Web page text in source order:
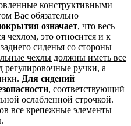
конструктивными
Вас обязательно
означает, что весь
чехлом, это относится и к
сиденья со стороны
чехлы должны иметь все
регулировочные ручки, а
Для сидений
, соответствующий
ослабленной строчкой.
все крепежные элементы